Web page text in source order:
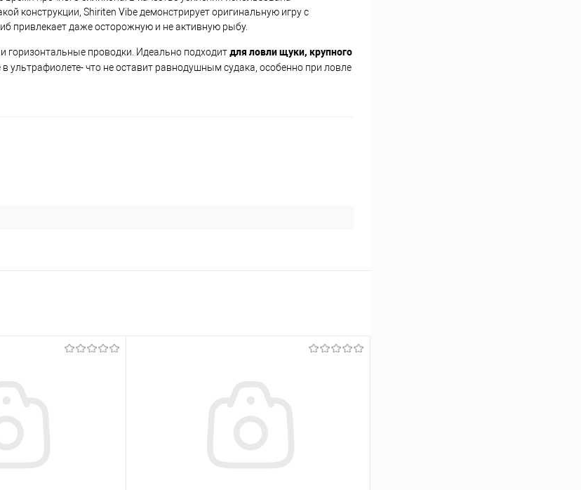
конструкции, Shiriten Vibe демонстрирует оригинальную игру с
привлекает даже осторожную и не активную рыбу.
горизонтальные проводки. Идеально подходитдля ловли щуки, крупного
ультрафиолете- что не оставит равнодушным судака, особенно при ловле